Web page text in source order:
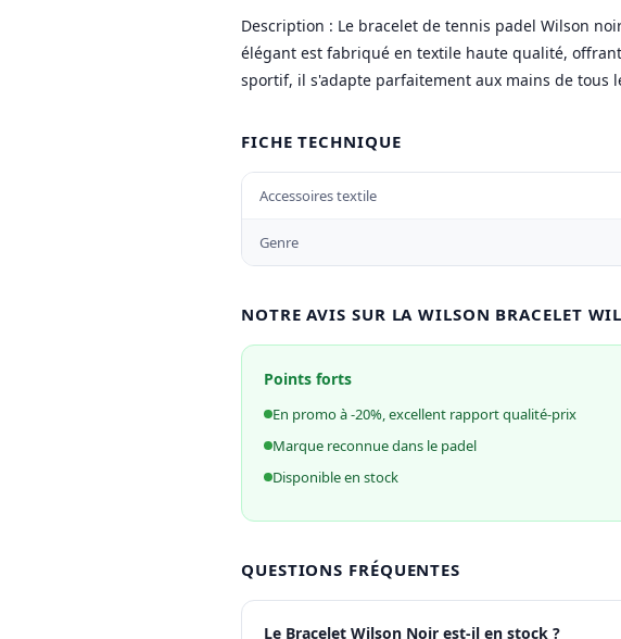
Description : Le bracelet de tennis padel Wilson
élégant est fabriqué en textile haute qualité,
sportif, il s'adapte parfaitement aux mains de tous
FICHE TECHNIQUE
Accessoires textile
Genre
NOTRE AVIS SUR LA WILSON BRACELET
Points forts
En promo à -20%, excellent rapport qualité-prix
Marque reconnue dans le padel
Disponible en stock
QUESTIONS FRÉQUENTES
Le Bracelet Wilson Noir est-il en stock ?